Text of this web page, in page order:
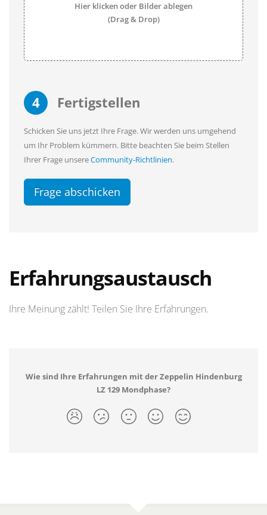
Hier klicken oder Bilder ablegen
(Drag & Drop)
4 Fertigstellen
Schicken Sie uns jetzt Ihre Frage. Wir werden uns umgehend
um Ihr Problem kümmern. Bitte beachten Sie beim Stellen
Ihrer Frage unsereCommunity-Richtlinien.
Frage abschicken
Erfahrungsaustausch
Ihre Meinung zählt! Teilen Sie Ihre Erfahrungen.
Wie sind Ihre Erfahrungen mit der Zeppelin Hindenburg
LZ 129 Mondphase?